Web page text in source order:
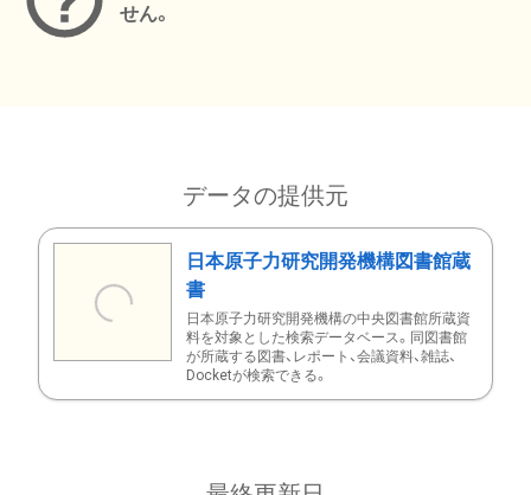
せん。
データの提供元
日本原子力研究開発機構図書館蔵
書
日本原子力研究開発機構の中央図書館所蔵資
料を対象とした検索データベース。同図書館
が所蔵する図書、レポート、会議資料、雑誌、
Docketが検索できる。